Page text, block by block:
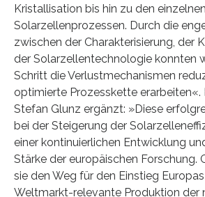
Kristallisation bis hin zu den einzelnen
Solarzellenprozessen. Durch die
zwischen der Charakterisierung, der
der Solarzellentechnologie konnten
Schritt die Verlustmechanismen
optimierte Prozesskette erarbeiten«.
Stefan Glunz ergänzt: »Diese
bei der Steigerung der
einer kontinuierlichen Entwicklung
Stärke der europäischen Forschung.
sie den Weg für den Einstieg
Weltmarkt-relevante Produktion der